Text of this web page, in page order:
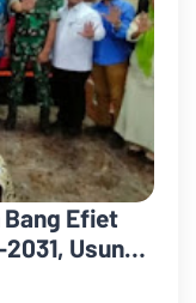
Bang Efiet
Usung